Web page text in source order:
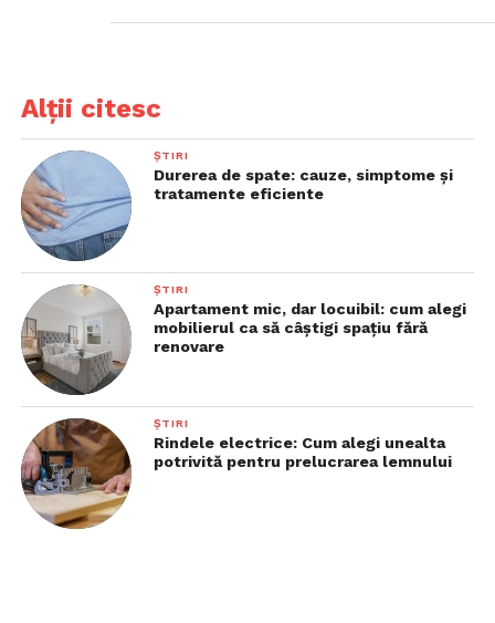
Alții citesc
ȘTIRI
Durerea de spate: cauze, simptome și
tratamente eficiente
ȘTIRI
Apartament mic, dar locuibil: cum alegi
mobilierul ca să câștigi spațiu fără
renovare
ȘTIRI
Rindele electrice: Cum alegi unealta
potrivită pentru prelucrarea lemnului